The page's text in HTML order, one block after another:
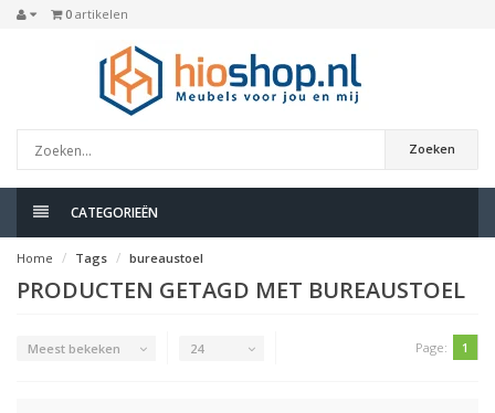
0 artikelen
Zoeken
CATEGORIEËN
Home Tags bureaustoel
PRODUCTEN GETAGD MET BUREAUSTOEL
Meest bekeken 24 Page: 1